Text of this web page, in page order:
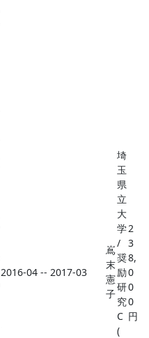
2016-04 -- 2017-03
嶌
末
憲
子
埼
玉
県
立
大
学
/
奨
励
研
究
C
(
2
3
8,
0
0
0
円